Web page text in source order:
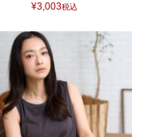
¥3,003税込